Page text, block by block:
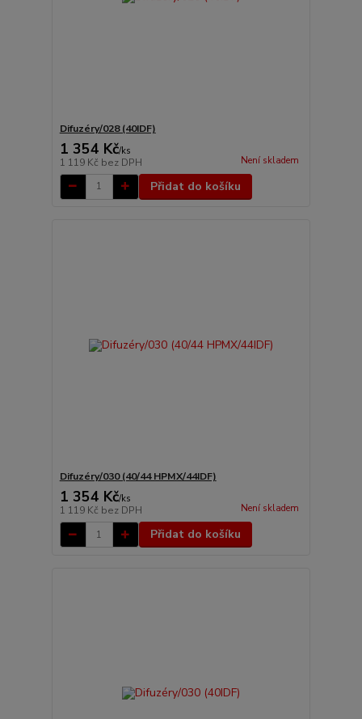
Difuzéry/028 (40IDF)
1 354 Kč/ks
1 119 Kč bez DPH Není skladem
Přidat do košíku
Difuzéry/030 (40/44 HPMX/44IDF)
1 354 Kč/ks
1 119 Kč bez DPH Není skladem
Přidat do košíku